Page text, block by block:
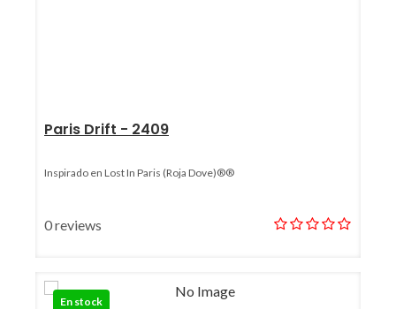
Paris Drift - 2409
Inspirado en Lost In Paris (Roja Dove)®®
0 reviews
En stock